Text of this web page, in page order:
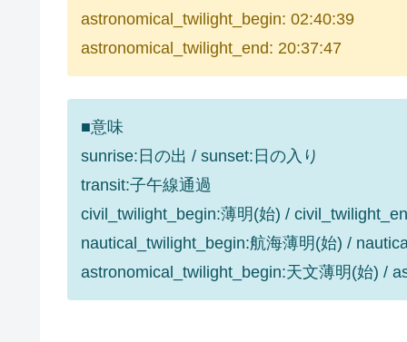
astronomical_twilight_begin: 02:40:39
astronomical_twilight_end: 20:37:47
■意味
sunrise:日の出 / sunset:日の入り
transit:子午線通過
civil_twilight_begin:薄明(始) /
nautical_twilight_begin:航海薄明(始) /
astronomical_twilight_begin:天文薄明(始) /